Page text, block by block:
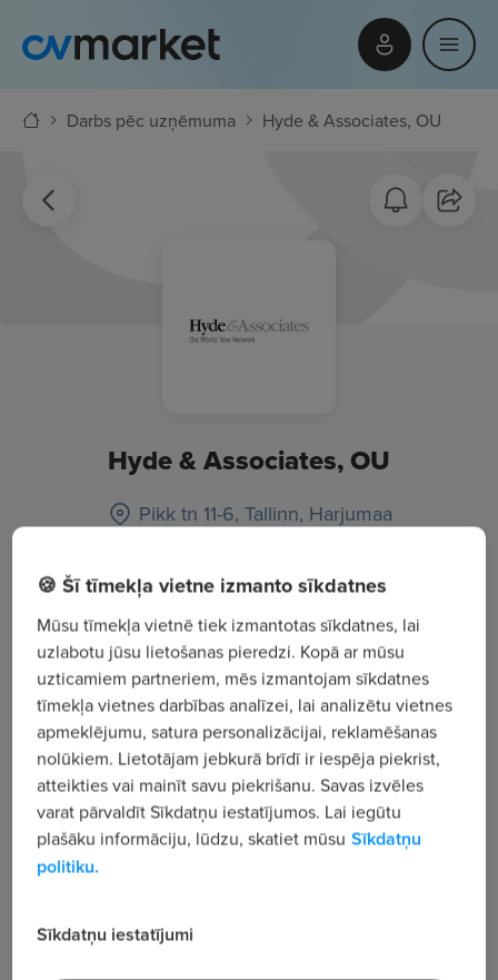
Darbs pēc uzņēmuma Hyde & Associates, OU
Hyde & Associates, OU
Pikk tn 11-6, Tallinn, Harjumaa
Apskatīt visus sludinājumus
Uzņēmuma apraksts
3 233
Skatījumu skaits
The law firm of Hyde & Associates specializes in
telecommunications. Its members bring together
highly trained formal skills and years of direct field
experience in telecommunications law and practice,
from Argentina to the Congo to Papua New Guinea
leader among law firms for in-country missions,
🍪 Šī tīmekļa vietne izmanto sīkdatnes
Mūsu tīmekļa vietnē tiek izmantotas sīkdatnes, lai
uzlabotu jūsu lietošanas pieredzi. Kopā ar mūsu
uzticamiem partneriem, mēs izmantojam sīkdatnes
tīmekļa vietnes darbības analīzei, lai analizētu vietnes
apmeklējumu, satura personalizācijai, reklamēšanas
nolūkiem. Lietotājam jebkurā brīdī ir iespēja piekrist,
atteikties vai mainīt savu piekrišanu. Savas izvēles
varat pārvaldīt Sīkdatņu iestatījumos. Lai iegūtu
plašāku informāciju, lūdzu, skatiet mūsu Sīkdatņu
politiku.
Sīkdatņu iestatījumi